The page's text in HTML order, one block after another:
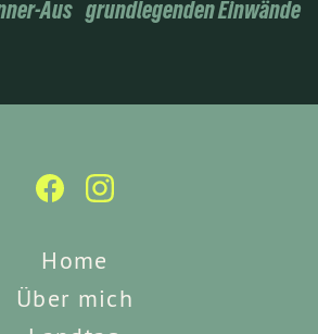
Aus grundlegenden Einwände
Home
Über mich